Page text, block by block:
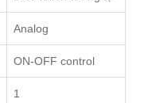
Analog
ON-OFF control
1